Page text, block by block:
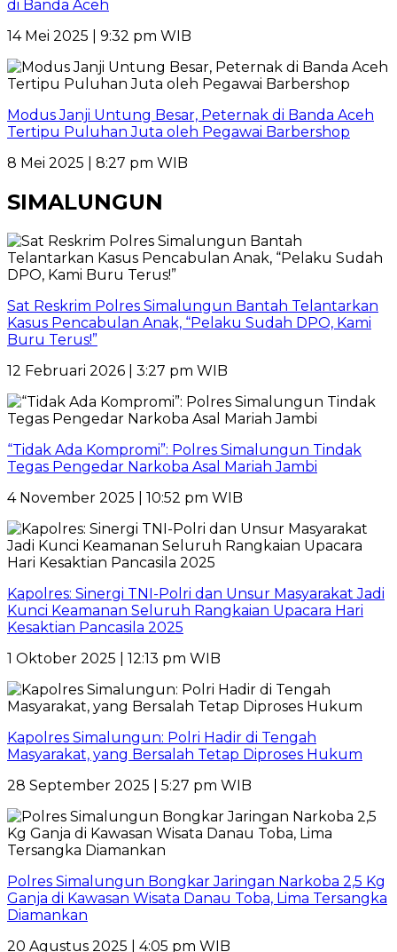
di Banda Aceh
14 Mei 2025 | 9:32 pm WIB
Modus Janji Untung Besar, Peternak di Banda Aceh
Tertipu Puluhan Juta oleh Pegawai Barbershop
8 Mei 2025 | 8:27 pm WIB
SIMALUNGUN
Sat Reskrim Polres Simalungun Bantah Telantarkan
Kasus Pencabulan Anak, “Pelaku Sudah DPO, Kami
Buru Terus!”
12 Februari 2026 | 3:27 pm WIB
“Tidak Ada Kompromi”: Polres Simalungun Tindak
Tegas Pengedar Narkoba Asal Mariah Jambi
4 November 2025 | 10:52 pm WIB
Kapolres: Sinergi TNI-Polri dan Unsur Masyarakat Jadi
Kunci Keamanan Seluruh Rangkaian Upacara Hari
Kesaktian Pancasila 2025
1 Oktober 2025 | 12:13 pm WIB
Kapolres Simalungun: Polri Hadir di Tengah
Masyarakat, yang Bersalah Tetap Diproses Hukum
28 September 2025 | 5:27 pm WIB
Polres Simalungun Bongkar Jaringan Narkoba 2,5 Kg
Ganja di Kawasan Wisata Danau Toba, Lima Tersangka
Diamankan
20 Agustus 2025 | 4:05 pm WIB